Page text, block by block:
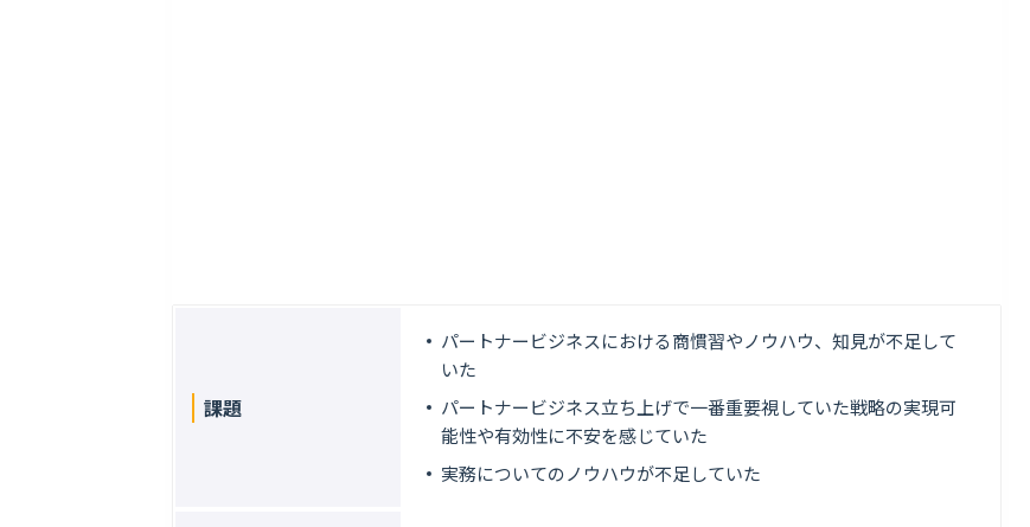
課題
パートナービジネスにおける商慣習やノウハウ、知見が不足して
いた
パートナービジネス立ち上げで一番重要視していた戦略の実現可
能性や有効性に不安を感じていた
実務についてのノウハウが不足していた